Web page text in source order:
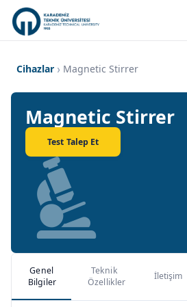
Cihazlar Magnetic Stirrer
Magnetic Stirrer
Test Talep Et
Genel
Bilgiler
Teknik
Özellikler
İletişim